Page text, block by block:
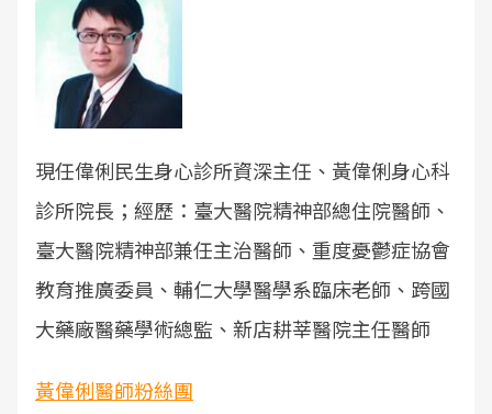
現任偉俐民生身心診所資深主任、黃偉俐身心科
診所院長；經歷：臺大醫院精神部總住院醫師、
臺大醫院精神部兼任主治醫師、重度憂鬱症協會
教育推廣委員、輔仁大學醫學系臨床老師、跨國
大藥廠醫藥學術總監、新店耕莘醫院主任醫師
黃偉俐醫師粉絲團